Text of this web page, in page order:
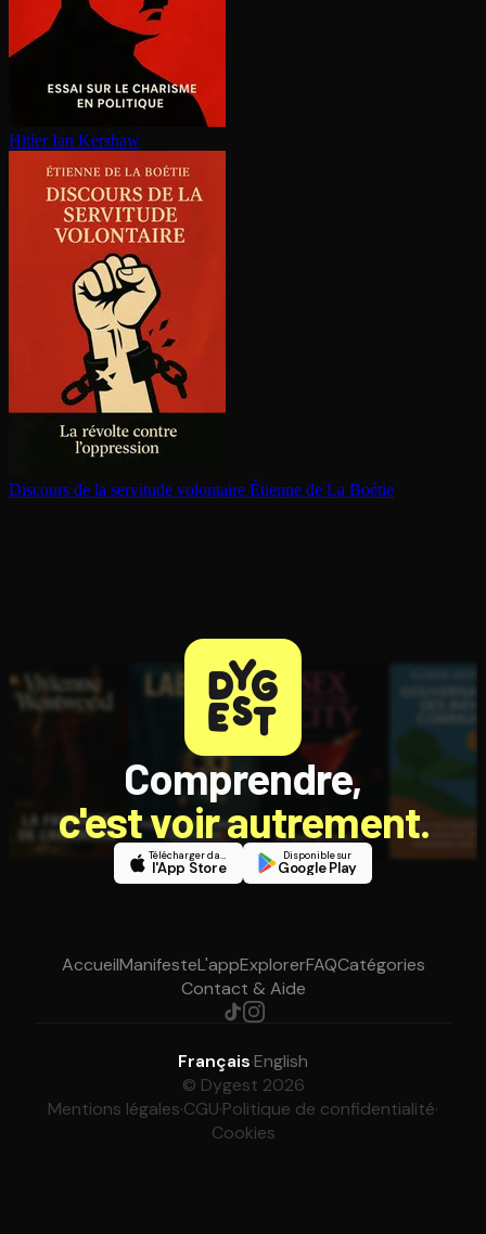
Hitler Ian Kershaw
Discours de la servitude volontaire Étienne de La Boétie
Comprendre,
c'est voir autrement.
Télécharger dans
l'App Store
Disponible sur
Google Play
AccueilManifesteL'appExplorerFAQCatégories
Contact & Aide
Français·English
© Dygest 2026
Mentions légales·CGU·Politique de confidentialité·
Cookies